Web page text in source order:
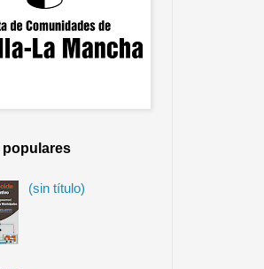
populares
(sin título)